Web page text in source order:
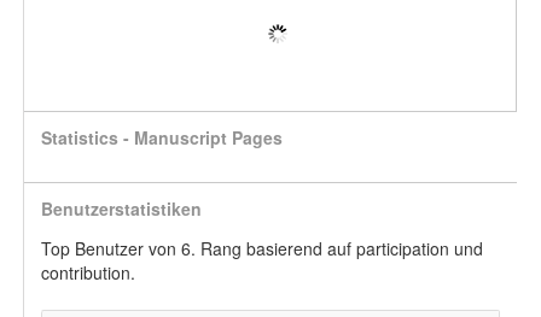
Statistics - Manuscript Pages
Benutzerstatistiken
Top Benutzer von 6. Rang basierend auf participation und
contribution.